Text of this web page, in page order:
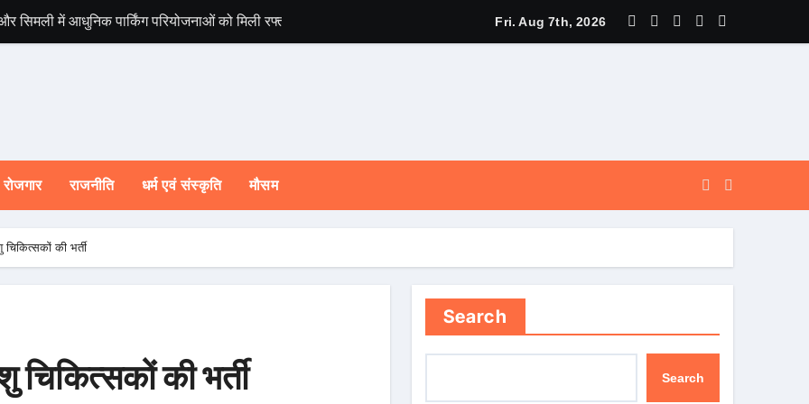
सिमली में आधुनिक पार्किंग परियोजनाओं को मिली रफ्तार विश्व संस्कृत दिवस से पूर्व, उत्तराखण्ड ने वैश्विक स्तर पर संस्कृत के प्रसार को दिया नया आयाम।
Fri. Aug 7th, 2026
रोजगार राजनीति धर्म एवं संस्कृति मौसम
की भर्ती
की भर्ती
Search
Search